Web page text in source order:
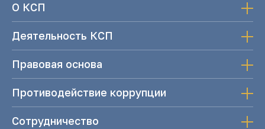
О КСП
Деятельность КСП
Правовая основа
Противодействие коррупции
Сотрудничество